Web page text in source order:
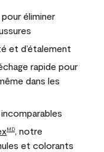
éliminer
et d’étalement
rapide pour
dans les
MD
, notre
et colorants